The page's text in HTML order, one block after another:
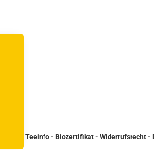
Teeinfo- Biozertifikat- Widerrufsrecht-